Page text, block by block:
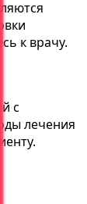
к врачу.
с
лечения